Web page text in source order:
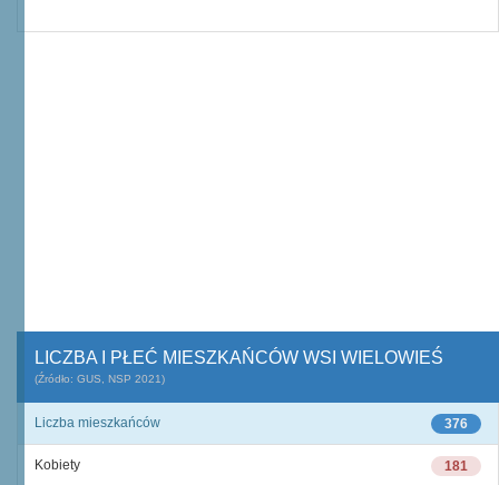
LICZBA I PŁEĆ MIESZKAŃCÓW WSI WIELOWIEŚ
(Źródło: GUS, NSP 2021)
376
Liczba mieszkańców
181
Kobiety